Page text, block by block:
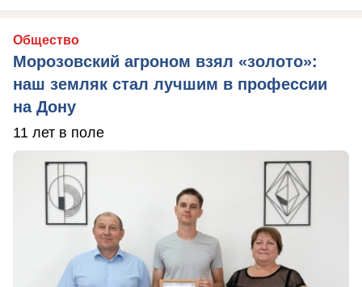
Общество
Морозовский агроном взял «золото»:
наш земляк стал лучшим в профессии
на Дону
11 лет в поле